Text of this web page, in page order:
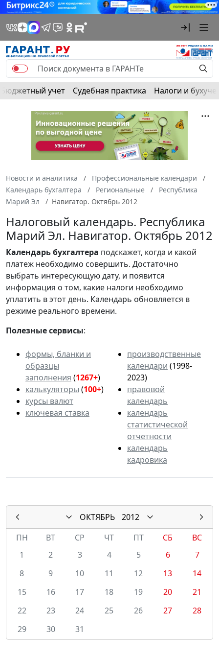
Бюджетный учет Судебная практика Налоги и
Новости и аналитика
Профессиональные календари
Календарь бухгалтера
Региональные
Республика
Марий Эл
Навигатор. Октябрь 2012
Налоговый календарь. Республика
Марий Эл. Навигатор. Октябрь 2012
Календарьбухгалтера подскажет, когда и какой
платеж необходимо совершить. Достаточно
выбрать интересующую дату, и появится
информация о том, какие налоги необходимо
уплатить в этот день. Календарь обновляется в
режиме реального времени.
Полезные сервисы:
формы, бланки и
образцы
заполнения (1267+)
калькуляторы (100+)
курсы валют
ключевая ставка
производственные
календари (1998-
2023)
правовой
календарь
календарь
статистической
отчетности
календарь
кадровика
ОКТЯБРЬ
2012
ПН
ВТ СР ЧТ ПТ СБ
ВС
1
2 3 4 5 6
7
8
9 10 11 12 13
14
15
16 17 18 19 20
21
22
23 24 25 26 27
28
29
30 31